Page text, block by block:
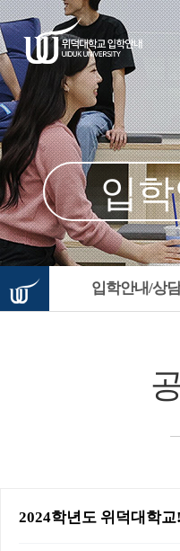
입
입학안내/상담
2024학년도 위덕대학